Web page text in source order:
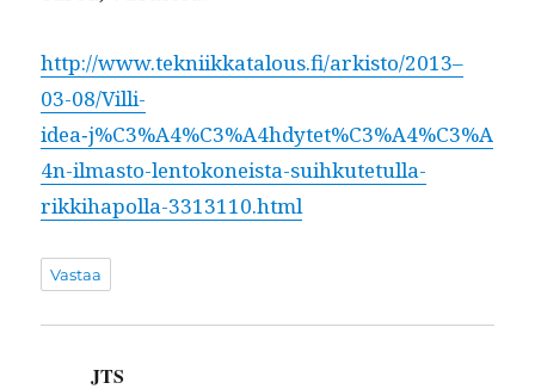
http://www.tekniikkatalous.fi/arkisto/2013–
03-08/Villi-
idea‑j%C3%A4%C3%A4hdytet%C3%A4%C3%A
4n-ilmasto-lentokoneista-suihkutetulla-
rikkihapolla-3313110.html
Vastaa
JTS